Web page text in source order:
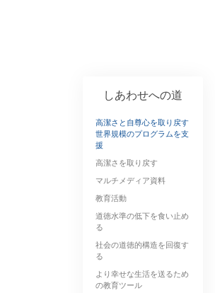
しあわせへの道
高潔さと自尊心を取り戻す
世界規模のプログラムを支
援
高潔さを取り戻す
マルチメディア資料
教育活動
道徳水準の低下を食い止め
る
社会の道徳的構造を回復す
る
より幸せな生活を送るため
の教育ツール